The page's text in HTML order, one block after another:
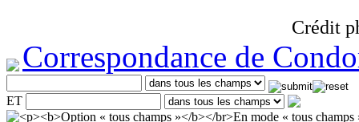
Crédit
Correspondance de
ET